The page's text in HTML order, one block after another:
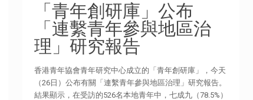
「青年創研庫」公布
「連繫青年參與地區治
理」研究報告
香港青年協會青年研究中心成立的「青年創研庫」，今天
（26日）公布有關「連繫青年參與地區治理」研究報告。
結果顯示，在受訪的526名本地青年中，七成九（78.5%）